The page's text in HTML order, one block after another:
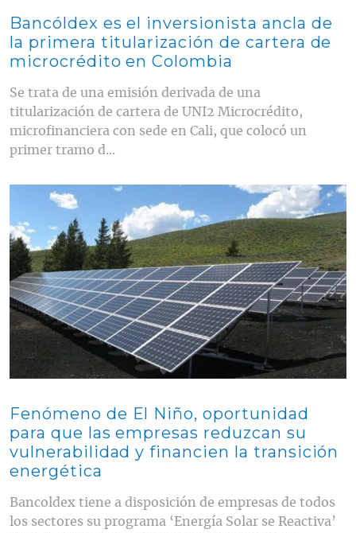
Bancóldex es el inversionista ancla de
la primera titularización de cartera de
microcrédito en Colombia
Se trata de una emisión derivada de una
titularización de cartera de UNI2 Microcrédito,
microfinanciera con sede en Cali, que colocó un
primer tramo d...
Contenido multimedia principal
Fenómeno de El Niño, oportunidad
para que las empresas reduzcan su
vulnerabilidad y financien la transición
energética
Bancoldex tiene a disposición de empresas de todos
los sectores su programa ‘Energía Solar se Reactiva’